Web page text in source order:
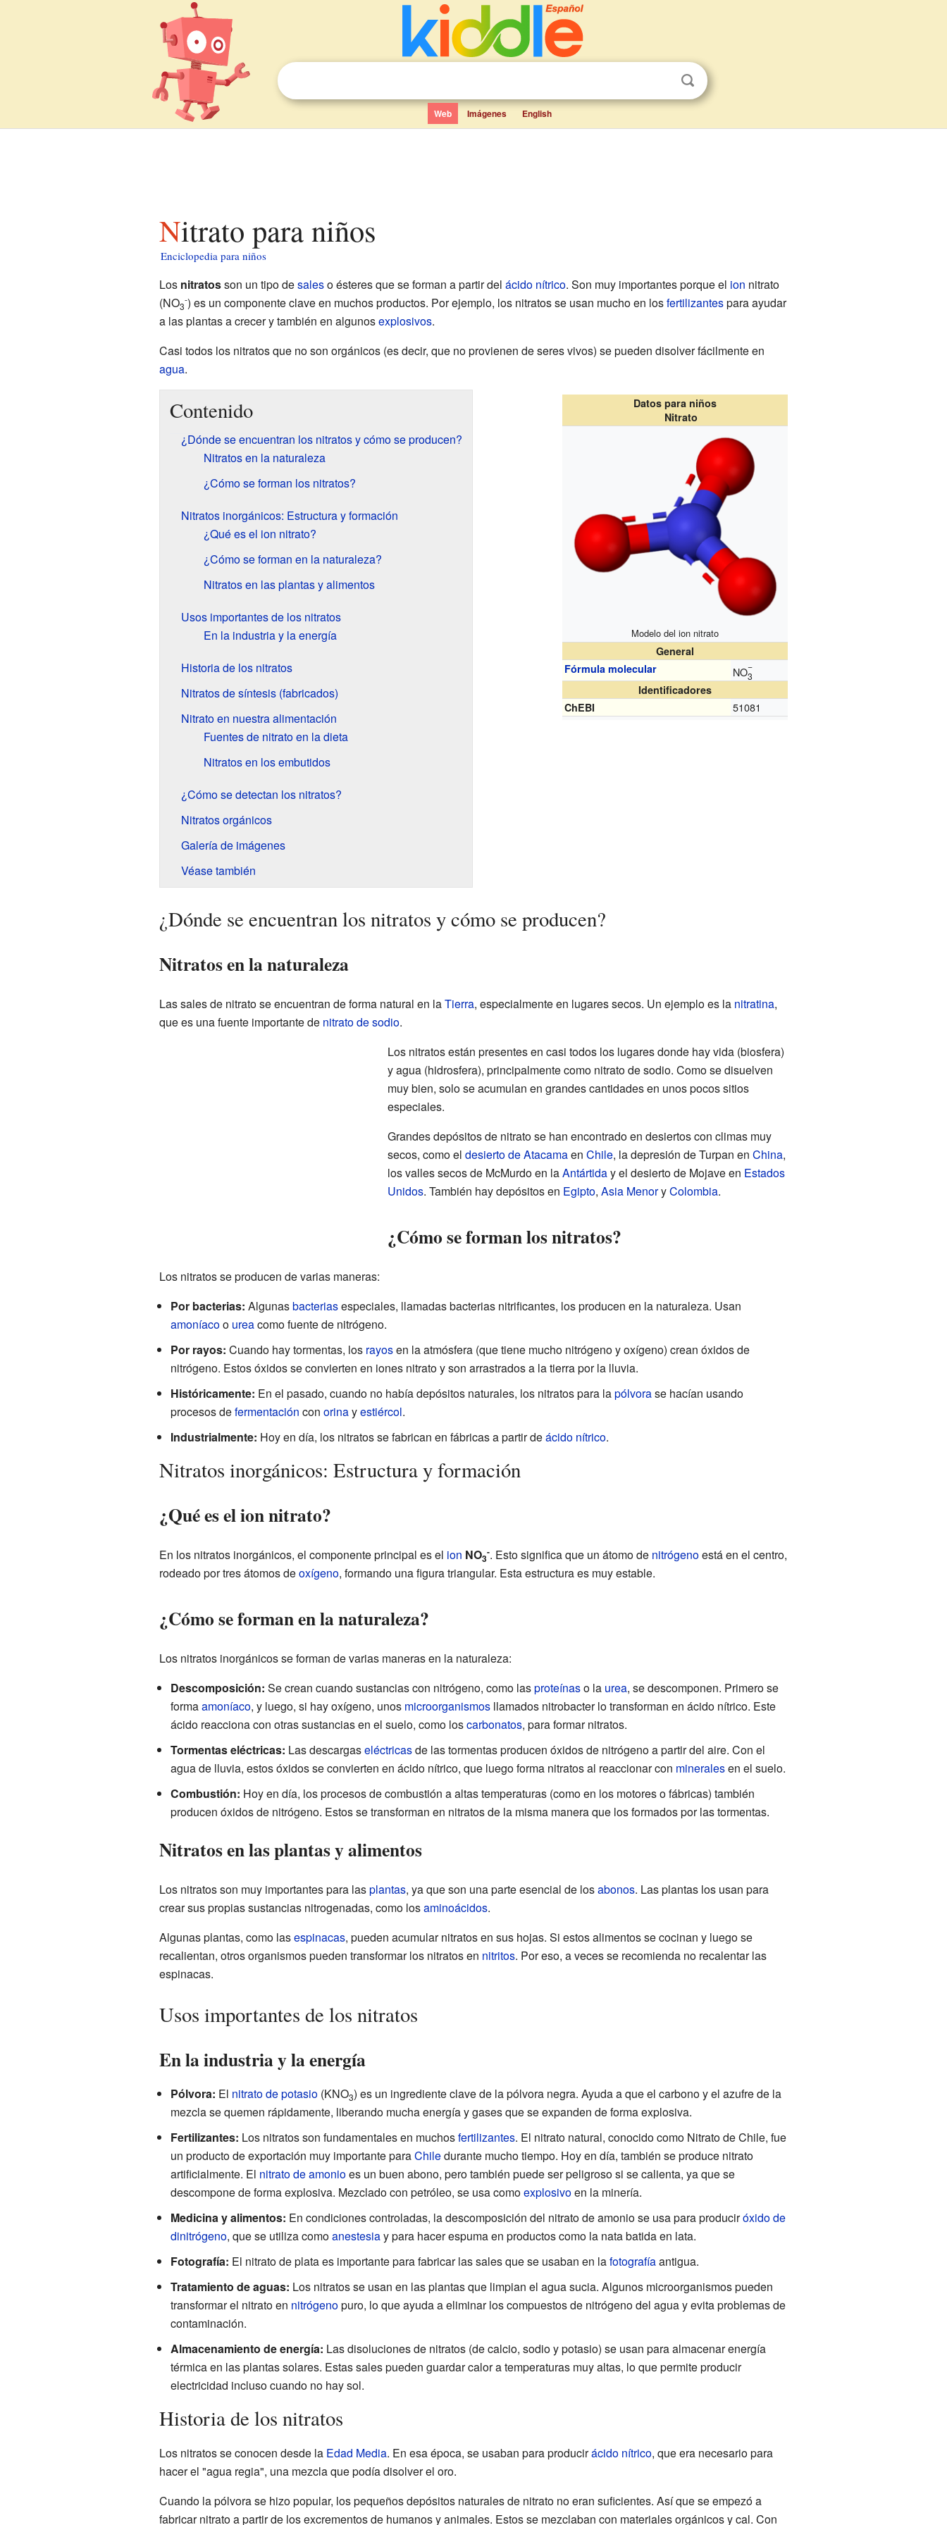
Web Imágenes English
Nitrato para niños
Enciclopedia para niños
Los nitratosson un tipo desaleso ésteres que se forman a partir del ácido nítrico. Son muy importantes porque el ion nitrato
(NO3
-) es un componente clave en muchos productos. Por ejemplo, los nitratos se usan mucho en losfertilizantespara ayudar
a las plantas a crecer y también en algunosexplosivos.
Casi todos los nitratos que no son orgánicos (es decir, que no provienen de seres vivos) se pueden disolver fácilmente en
agua.
Datos para niños
Nitrato
Modelo del ion nitrato
General
Fórmula molecular
NO−
3
Identificadores
ChEBI
51081
Contenido
¿Dónde se encuentran los nitratos y cómo se producen?
Nitratos en la naturaleza
¿Cómo se forman los nitratos?
Nitratos inorgánicos: Estructura y formación
¿Qué es el ion nitrato?
¿Cómo se forman en la naturaleza?
Nitratos en las plantas y alimentos
Usos importantes de los nitratos
En la industria y la energía
Historia de los nitratos
Nitratos de síntesis (fabricados)
Nitrato en nuestra alimentación
Fuentes de nitrato en la dieta
Nitratos en los embutidos
¿Cómo se detectan los nitratos?
Nitratos orgánicos
Galería de imágenes
Véase también
¿Dónde se encuentran los nitratos y cómo se producen?
Nitratos en la naturaleza
Las sales de nitrato se encuentran de forma natural en laTierra, especialmente en lugares secos. Un ejemplo es la nitratina,
que es una fuente importante de nitrato de sodio.
Los nitratos están presentes en casi todos los lugares donde hay vida (biosfera)
y agua (hidrosfera), principalmente como nitrato de sodio. Como se disuelven
muy bien, solo se acumulan en grandes cantidades en unos pocos sitios
especiales.
Grandes depósitos de nitrato se han encontrado en desiertos con climas muy
secos, como el desierto de Atacamaen Chile, la depresión de Turpan en China,
los valles secos de McMurdo en laAntártiday el desierto de Mojave en Estados
Unidos. También hay depósitos en Egipto, Asia MenoryColombia.
¿Cómo se forman los nitratos?
Los nitratos se producen de varias maneras:
Por bacterias: Algunasbacteriasespeciales, llamadas bacterias nitrificantes, los producen en la naturaleza. Usan
amoníacoo ureacomo fuente de nitrógeno.
Por rayos: Cuando hay tormentas, los rayosen la atmósfera (que tiene mucho nitrógeno y oxígeno) crean óxidos de
nitrógeno. Estos óxidos se convierten en iones nitrato y son arrastrados a la tierra por la lluvia.
Históricamente: En el pasado, cuando no había depósitos naturales, los nitratos para lapólvorase hacían usando
procesos defermentación con orinayestiércol.
Industrialmente: Hoy en día, los nitratos se fabrican en fábricas a partir deácido nítrico.
Nitratos inorgánicos: Estructura y formación
¿Qué es el ion nitrato?
En los nitratos inorgánicos, el componente principal es el ion NO3
-. Esto significa que un átomo de nitrógenoestá en el centro,
rodeado por tres átomos deoxígeno, formando una figura triangular. Esta estructura es muy estable.
¿Cómo se forman en la naturaleza?
Los nitratos inorgánicos se forman de varias maneras en la naturaleza:
Descomposición: Se crean cuando sustancias con nitrógeno, como lasproteínaso la urea, se descomponen. Primero se
formaamoníaco, y luego, si hay oxígeno, unos microorganismosllamados nitrobacter lo transforman en ácido nítrico. Este
ácido reacciona con otras sustancias en el suelo, como loscarbonatos, para formar nitratos.
Tormentas eléctricas: Las descargaseléctricasde las tormentas producen óxidos de nitrógeno a partir del aire. Con el
agua de lluvia, estos óxidos se convierten en ácido nítrico, que luego forma nitratos al reaccionar con mineralesen el suelo.
Combustión: Hoy en día, los procesos de combustión a altas temperaturas (como en los motores o fábricas) también
producen óxidos de nitrógeno. Estos se transforman en nitratos de la misma manera que los formados por las tormentas.
Nitratos en las plantas y alimentos
Los nitratos son muy importantes para lasplantas, ya que son una parte esencial de losabonos. Las plantas los usan para
crear sus propias sustancias nitrogenadas, como losaminoácidos.
Algunas plantas, como lasespinacas, pueden acumular nitratos en sus hojas. Si estos alimentos se cocinan y luego se
recalientan, otros organismos pueden transformar los nitratos en nitritos. Por eso, a veces se recomienda no recalentar las
espinacas.
Usos importantes de los nitratos
En la industria y la energía
Pólvora: El nitrato de potasio(KNO3) es un ingrediente clave de la pólvora negra. Ayuda a que el carbono y el azufre de la
mezcla se quemen rápidamente, liberando mucha energía y gases que se expanden de forma explosiva.
Fertilizantes: Los nitratos son fundamentales en muchosfertilizantes. El nitrato natural, conocido como Nitrato de Chile, fue
un producto de exportación muy importante paraChiledurante mucho tiempo. Hoy en día, también se produce nitrato
artificialmente. El nitrato de amonioes un buen abono, pero también puede ser peligroso si se calienta, ya que se
descompone de forma explosiva. Mezclado con petróleo, se usa comoexplosivoen la minería.
Medicina y alimentos: En condiciones controladas, la descomposición del nitrato de amonio se usa para produciróxido de
dinitrógeno, que se utiliza comoanestesiay para hacer espuma en productos como la nata batida en lata.
Fotografía: El nitrato de plata es importante para fabricar las sales que se usaban en lafotografíaantigua.
Tratamiento de aguas: Los nitratos se usan en las plantas que limpian el agua sucia. Algunos microorganismos pueden
transformar el nitrato en nitrógenopuro, lo que ayuda a eliminar los compuestos de nitrógeno del agua y evita problemas de
contaminación.
Almacenamiento de energía: Las disoluciones de nitratos (de calcio, sodio y potasio) se usan para almacenar energía
térmica en las plantas solares. Estas sales pueden guardar calor a temperaturas muy altas, lo que permite producir
electricidad incluso cuando no hay sol.
Historia de los nitratos
Los nitratos se conocen desde la Edad Media. En esa época, se usaban para producirácido nítrico, que era necesario para
hacer el "agua regia", una mezcla que podía disolver el oro.
Cuando la pólvora se hizo popular, los pequeños depósitos naturales de nitrato no eran suficientes. Así que se empezó a
fabricar nitrato a partir de los excrementos de humanos y animales. Estos se mezclaban con materiales orgánicos y cal. Con